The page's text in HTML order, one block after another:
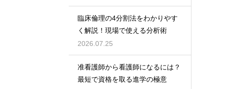
臨床倫理の4分割法をわかりやす
く解説！現場で使える分析術
2026.07.25
准看護師から看護師になるには？
最短で資格を取る進学の極意